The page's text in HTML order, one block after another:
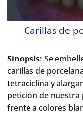
Carillas de
Sinopsis: Se
carillas de
tetraciclina y
petición de nuestra
frente a colores